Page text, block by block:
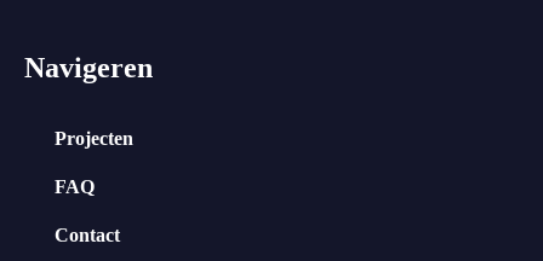
Navigeren
Projecten
FAQ
Contact